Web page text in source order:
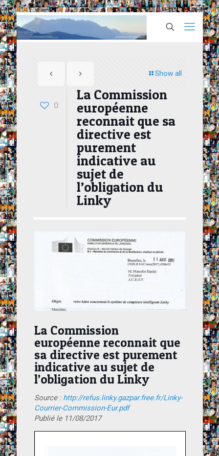
Show all
0
La Commission
européenne
reconnait que sa
directive est
purement
indicative au
sujet de
l’obligation du
Linky
La Commission
européenne reconnait que
sa directive est purement
indicative au sujet de
l’obligation du Linky
Source : http://refus.linky.gazpar.free.fr/Linky-
Courrier-Commission-Eur.pdf
Publié le 11/08/2017